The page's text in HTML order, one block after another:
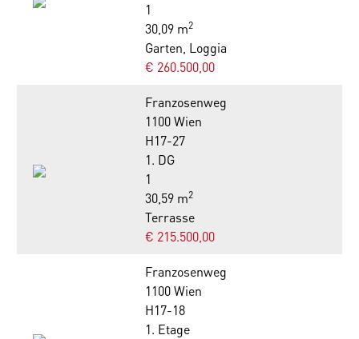
1
30,09 m2
Garten, Loggia
€ 260.500,00
Franzosenweg
1100 Wien
H17-27
1. DG
1
30,59 m2
Terrasse
€ 215.500,00
Franzosenweg
1100 Wien
H17-18
1. Etage